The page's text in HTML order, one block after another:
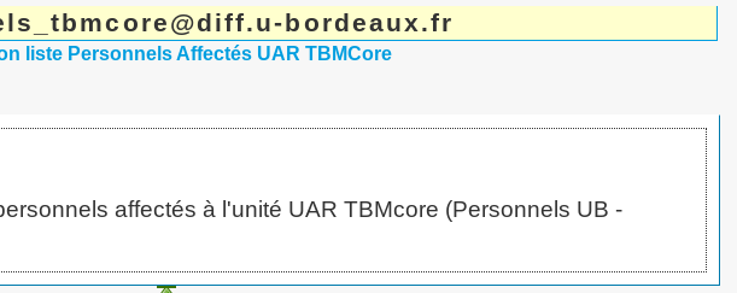
bordeaux.fr
liste Personnels Affectés UAR TBMCore
affectés à l'unité UAR TBMcore (Personnels UB -